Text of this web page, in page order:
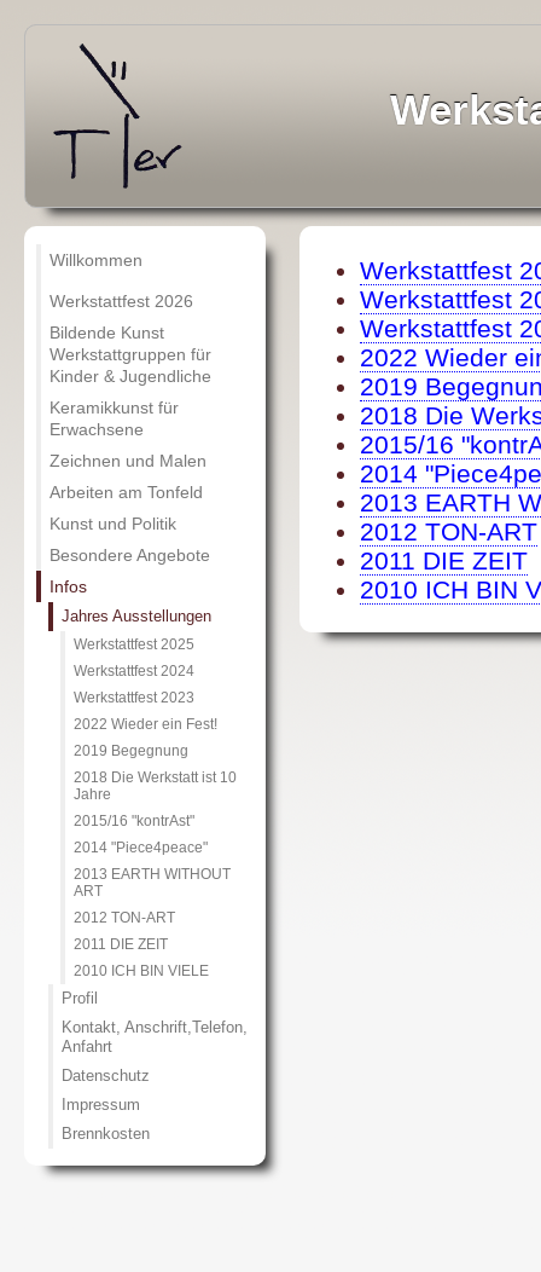
Willkommen
Werkstattfest 2026
Bildende Kunst
Werkstattgruppen für
Kinder & Jugendliche
Keramikkunst für
Erwachsene
Zeichnen und Malen
Arbeiten am Tonfeld
Kunst und Politik
Besondere Angebote
Infos
Jahres Ausstellungen
Werkstattfest 2025
Werkstattfest 2024
Werkstattfest 2023
2022 Wieder ein Fest!
2019 Begegnung
2018 Die Werkstatt ist 10
Jahre
2015/16 "kontrAst"
2014 "Piece4peace"
2013 EARTH WITHOUT
ART
2012 TON-ART
2011 DIE ZEIT
2010 ICH BIN VIELE
Profil
Kontakt, Anschrift,Telefon,
Anfahrt
Datenschutz
Impressum
Brennkosten
Werkstattfest
Werkstattfest
Werkstattfest
2022 Wieder
2019
2018 Die
2015/16
2014
2013 EARTH
2012 TON-ART
2011 DIE ZEIT
2010 ICH BIN